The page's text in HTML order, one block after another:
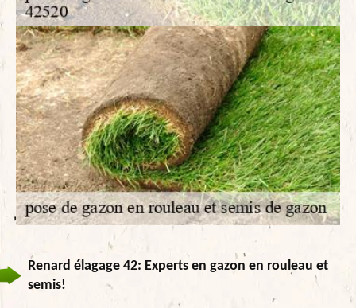
Renard élagage 42: Experts en gazon en rouleau et
semis!